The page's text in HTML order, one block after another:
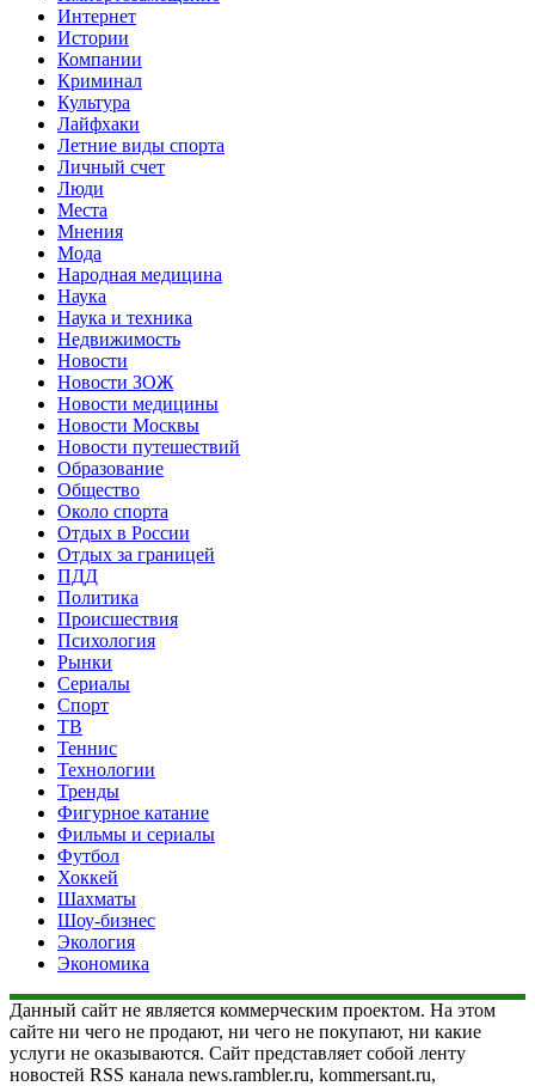
Интернет
Истории
Компании
Криминал
Культура
Лайфхаки
Летние виды спорта
Личный счет
Люди
Места
Мнения
Мода
Народная медицина
Наука
Наука и техника
Недвижимость
Новости
Новости ЗОЖ
Новости медицины
Новости Москвы
Новости путешествий
Образование
Общество
Около спорта
Отдых в России
Отдых за границей
ПДД
Политика
Происшествия
Психология
Рынки
Сериалы
Спорт
ТВ
Теннис
Технологии
Тренды
Фигурное катание
Фильмы и сериалы
Футбол
Хоккей
Шахматы
Шоу-бизнес
Экология
Экономика
Данный сайт не является коммерческим проектом. На этом
сайте ни чего не продают, ни чего не покупают, ни какие
услуги не оказываются. Сайт представляет собой ленту
новостей RSS канала news.rambler.ru, kommersant.ru,